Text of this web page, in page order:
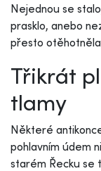
Nejednou se
prasklo, anebo
přesto
Třikrát
tlamy
Některé
pohlavním údem
starém Řecku se